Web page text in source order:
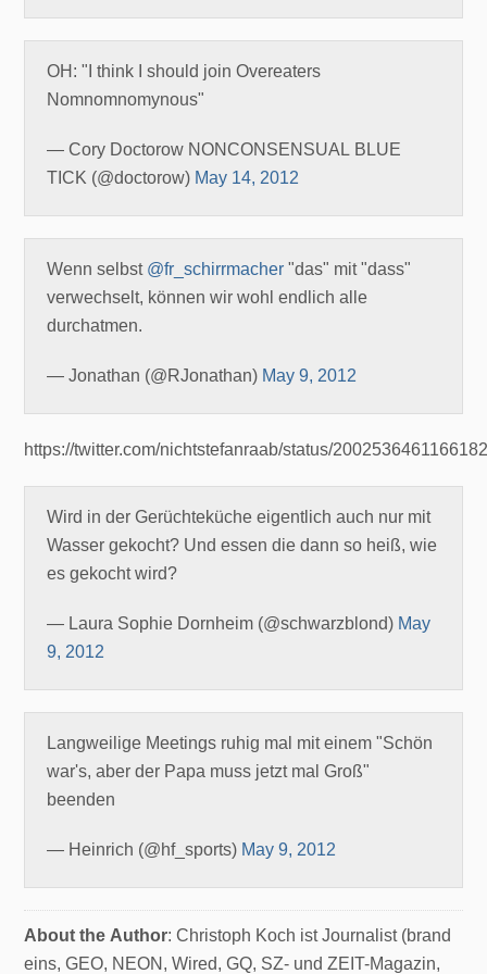
OH: "I think I should join Overeaters
Nomnomnomynous"
— Cory Doctorow NONCONSENSUAL BLUE
TICK (@doctorow) May 14, 2012
Wenn selbst @fr_schirrmacher "das" mit "dass"
verwechselt, können wir wohl endlich alle
durchatmen.
— Jonathan (@RJonathan) May 9, 2012
https://twitter.com/nichtstefanraab/status/
Wird in der Gerüchteküche eigentlich auch nur mit
Wasser gekocht? Und essen die dann so heiß, wie
es gekocht wird?
— Laura Sophie Dornheim (@schwarzblond) May
9, 2012
Langweilige Meetings ruhig mal mit einem "Schön
war's, aber der Papa muss jetzt mal Groß"
beenden
— Heinrich (@hf_sports) May 9, 2012
About the Author: Christoph Koch ist Journalist (brand
eins, GEO, NEON, Wired, GQ, SZ- und ZEIT-Magazin,